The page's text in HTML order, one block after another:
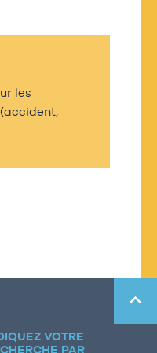
les
VOTRE
PAR